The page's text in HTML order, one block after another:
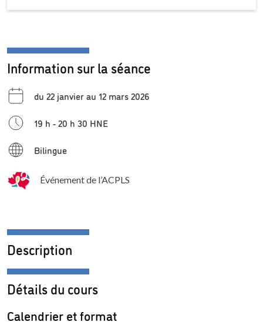
Information sur la séance
du 22 janvier au 12 mars 2026
19 h - 20 h 30 HNE
Bilingue
Événement de l’ACPLS
Description
Détails du cours
Calendrier et format